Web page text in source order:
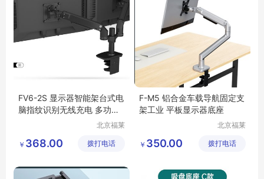
FV6-2S 显示器智能架台式电
脑指纹识别无线充电 多功能
北京福莱
有限公司
￥ 368.00 拨打电话
F-M5 铝合金车载导航固定支
架工业 平板显示器底座
北京福莱
有限公司
￥ 350.00 拨打电话